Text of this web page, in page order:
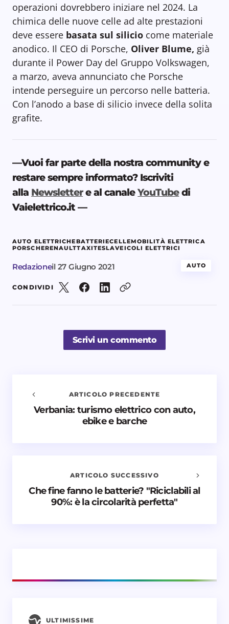
operazioni dovrebbero iniziare nel 2024. La
chimica delle nuove celle ad alte prestazioni
deve essere basata sul silicio come materiale
anodico. Il CEO di Porsche, Oliver Blume, già
durante il Power Day del Gruppo Volkswagen,
a marzo, aveva annunciato che Porsche
intende perseguire un percorso nelle batteria.
Con l’anodo a base di silicio invece della solita
grafite.
—Vuoi far parte della nostra community e
restare sempre informato? Iscriviti
alla Newslettere al canaleYouTubedi
Vaielettrico.it —
AUTO ELETTRICHEBATTERIECELLEMOBILITÀ ELETTRICA
PORSCHERENAULTTAXITESLAVEICOLI ELETTRICI
Redazioneil 27 Giugno 2021 AUTO
CONDIVIDI
Scrivi un commento
Avvisami quando vengono aggiunti nuovi
ARTICOLO PRECEDENTE
Verbania: turismo elettrico con auto,
ebike e barche
ARTICOLO SUCCESSIVO
Che fine fanno le batterie? "Riciclabili al
90%: è la circolarità perfetta"
ULTIMISSIME